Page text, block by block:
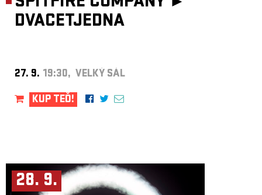
DVACETJEDNA
27. 9. 19:30, VELKÝ SÁL
KUP TEĎ!
28. 9.